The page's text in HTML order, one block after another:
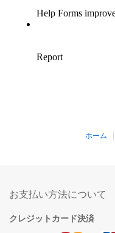
ホーム
お支払い方法について
クレジットカード決済